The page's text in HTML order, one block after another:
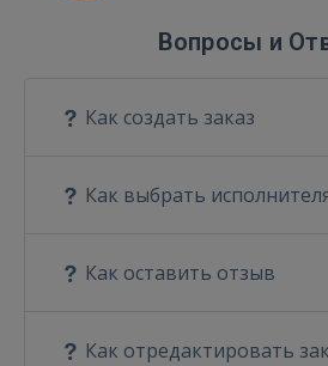
Вопросы и
Как создать заказ
Как выбрать
Как оставить отзыв
Как отредактировать